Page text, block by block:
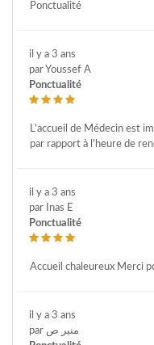
Ponctualité
il y a 3 ans
par Youssef A
Ponctualité
L'accueil de Médecin est
par rapport à l'heure de
il y a 3 ans
par Inas E
Ponctualité
Accueil chaleureux Merci
il y a 3 ans
par منير ص